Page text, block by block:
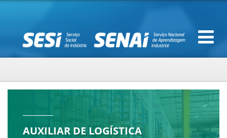
AUXILIAR DE LOGÍSTICA